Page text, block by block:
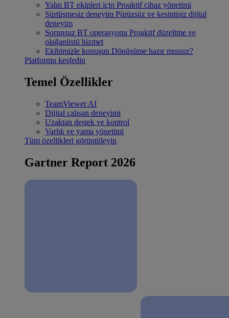
Yalın BT ekipleri için Proaktif cihaz yönetimi
Sürtüşmesiz deneyim Pürüzsüz ve kesintisiz dijital
deneyim
Sorunsuz BT operasyonu Proaktif düzeltme ve
olağanüstü hizmet
Ekibimizle konuşun Dönüşüme hazır mısınız?
Platformu keşfedin
Temel Özellikler
TeamViewer AI
Dijital çalışan deneyimi
Uzaktan destek ve kontrol
Varlık ve yama yönetimi
Tüm özellikleri görüntüleyin
Gartner Report 2026